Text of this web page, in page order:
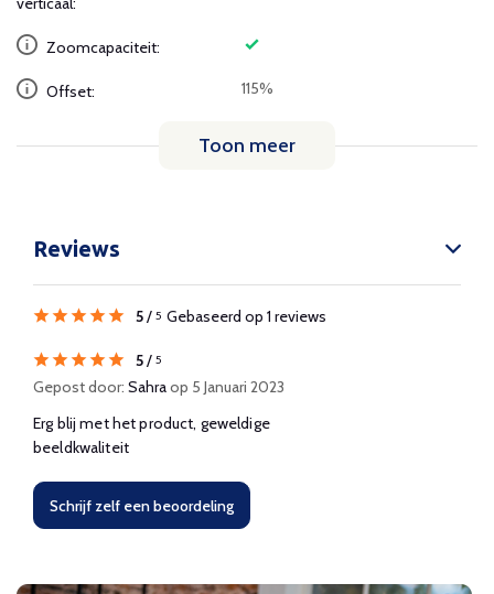
Zoomcapaciteit:
Offset: 115%
Toon meer
Reviews
5/ 5 Gebaseerd op 1 reviews
5/ 5
Gepost door: Sahraop 5 Januari 2023
Erg blij met het product, geweldige
beeldkwaliteit
Schrijf zelf een beoordeling